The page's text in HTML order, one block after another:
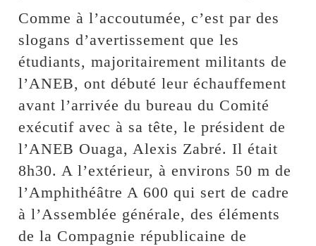
Comme à l’accoutumée, c’est par des
slogans d’avertissement que les
étudiants, majoritairement militants de
l’ANEB, ont débuté leur échauffement
avant l’arrivée du bureau du Comité
exécutif avec à sa tête, le président de
l’ANEB Ouaga, Alexis Zabré. Il était
8h30. A l’extérieur, à environs 50 m de
l’Amphithéâtre A 600 qui sert de cadre
à l’Assemblée générale, des éléments
de la Compagnie républicaine de